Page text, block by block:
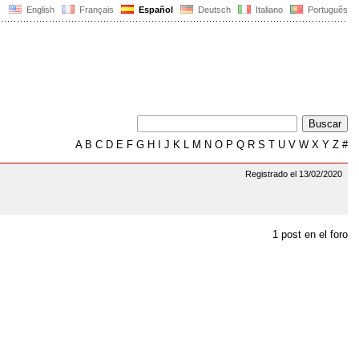
English Français Español Deutsch Italiano Português
AB C D E F G H J K L M N O P Q R S T U V W X Y Z #
Registrado el 13/02/2020
1 post en el foro